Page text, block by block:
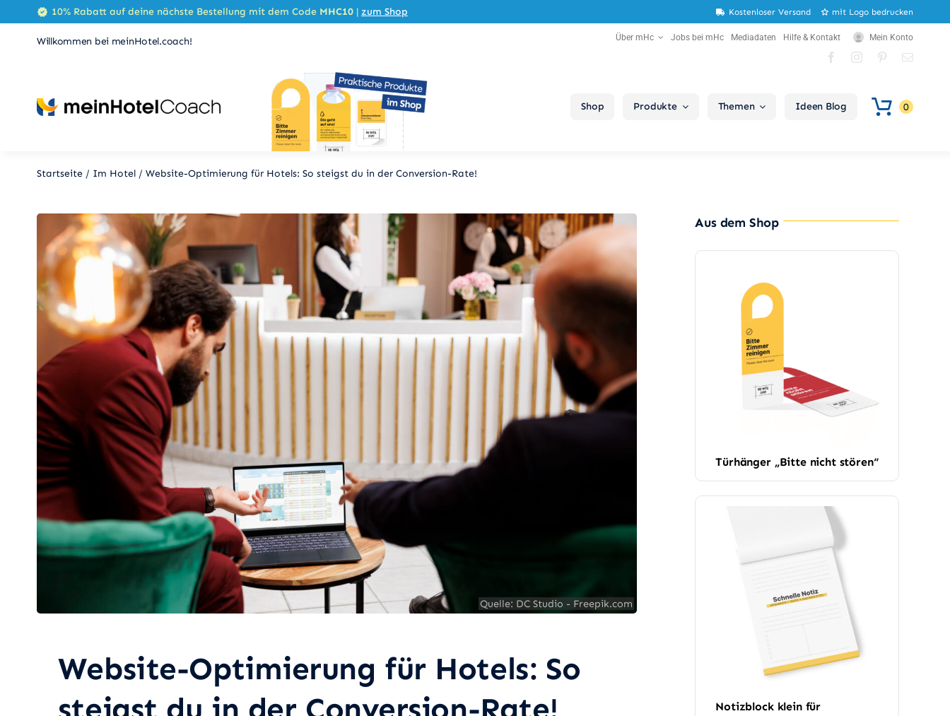
Inhalt
springen
10% Rabatt auf deine nächste Bestellung mit dem Code MHC10| zum Shop Kostenloser Versand mit Logo bedrucken
Willkommen bei meinHotel.coach! Über mHc Jobs bei mHc Mediadaten Hilfe & Kontakt Mein Konto
Shop Produkte Themen Ideen Blog 0
Startseite/ Im Hotel/ Website-Optimierung für Hotels: So steigst du in der Conversion-Rate!
Quelle: DC Studio - Freepik.com
Website-Optimierung für Hotels: So
Aus dem Shop
Türhänger „Bitte nicht stören“
Notizblock klein für